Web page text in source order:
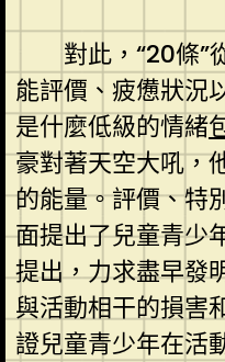
對此，“20條”
能評價、疲憊狀況
是什麼低級的情緒
豪對著天空大吼，
的能量。評價、特
面提出了兒童青少
提出，力求盡早發
與活動相干的損害
證兒童青少年在活